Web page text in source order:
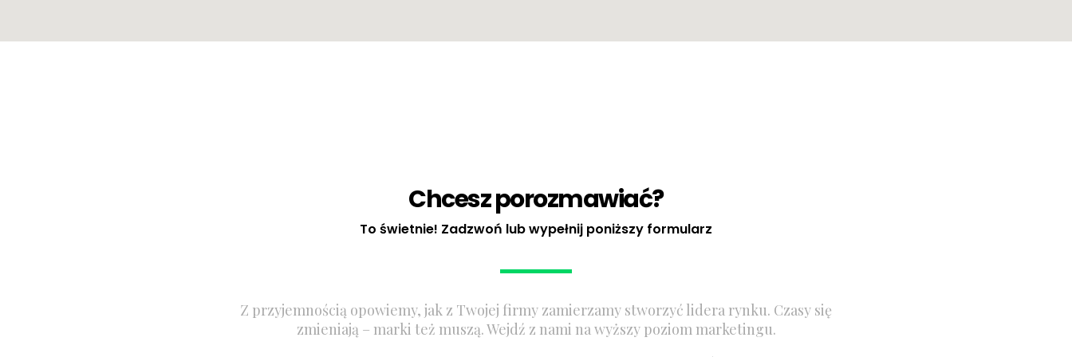
Chcesz porozmawiać?
To świetnie! Zadzwoń lub wypełnij poniższy formularz
Z przyjemnością opowiemy, jak z Twojej firmy zamierzamy stworzyć lidera rynku. Czasy się
zmieniają – marki też muszą. Wejdź z nami na wyższy poziom marketingu.